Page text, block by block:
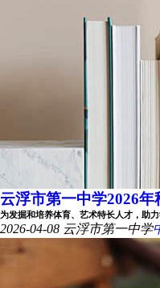
云浮市第一中学2026
为发掘和培养体育、艺术特长人才，助
2026-04-08 云浮市第一中学